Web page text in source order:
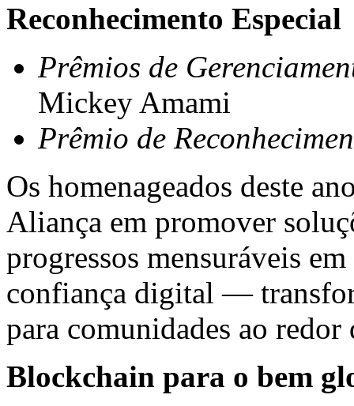
Reconhecimento Especial
Prêmios de
Mickey Amami
Prêmio de
Os homenageados deste
Aliança em promover
progressos mensuráveis
confiança digital —
para comunidades ao
Blockchain para o bem